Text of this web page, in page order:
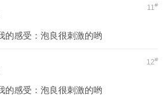
11#
的感受：泡良很刺激的哟
12#
的感受：泡良很刺激的哟